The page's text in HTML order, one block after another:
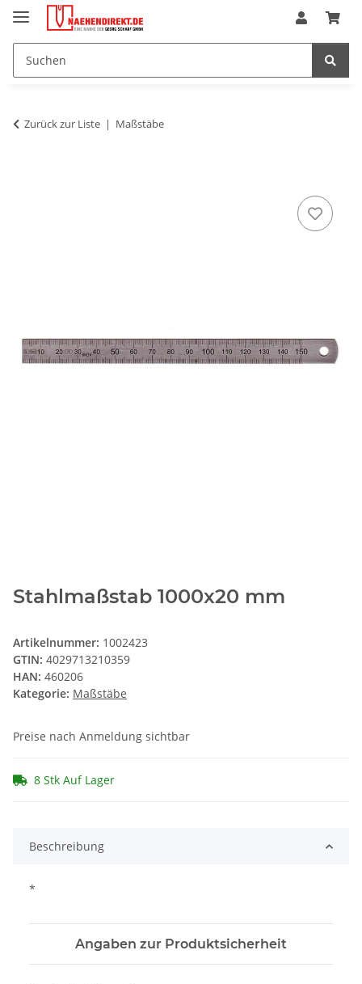
Zurück zur Liste Maßstäbe
Stahlmaßstab 1000x20 mm
Artikelnummer: 1002423
GTIN: 4029713210359
HAN: 460206
Kategorie: Maßstäbe
Preise nach Anmeldung sichtbar
8 Stk Auf Lager
Beschreibung
*
Angaben zur Produktsicherheit